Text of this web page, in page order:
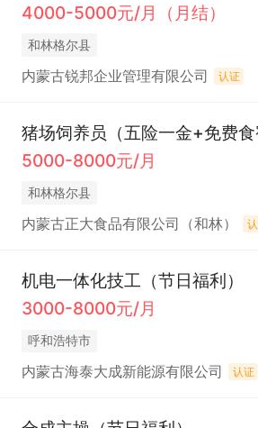
4000-5000元/月（月结）
和林格尔县
内蒙古锐邦企业管理有限公司 认证
猪场饲养员（五险一金+免费食
5000-8000元/月
和林格尔县
内蒙古正大食品有限公司（和林）
机电一体化技工（节日福利）
3000-8000元/月
呼和浩特市
内蒙古海泰大成新能源有限公司 认证